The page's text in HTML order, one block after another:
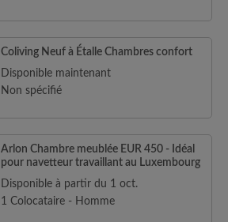
Coliving Neuf à Étalle Chambres confort
Disponible maintenant
Non spécifié
Arlon Chambre meublée EUR 450 - Idéal
pour navetteur travaillant au Luxembourg
Disponible à partir du 1 oct.
1 Colocataire - Homme